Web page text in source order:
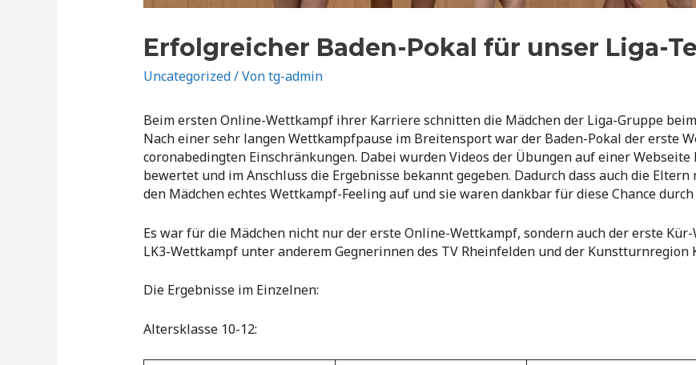
Erfolgreicher Baden-Pokal für unser Liga-
Uncategorized/ Vontg-admin
Beim ersten Online-Wettkampf ihrer Karriere schnitten die Mädchen der Liga-Gruppe
Nach einer sehr langen Wettkampfpause im Breitensport war der Baden-Pokal der erste
coronabedingten Einschränkungen. Dabei wurden Videos der Übungen auf einer
bewertet und im Anschluss die Ergebnisse bekannt gegeben. Dadurch dass auch die
den Mädchen echtes Wettkampf-Feeling auf und sie waren dankbar für diese Chance
Es war für die Mädchen nicht nur der erste Online-Wettkampf, sondern auch der erste
LK3-Wettkampf unter anderem Gegnerinnen des TV Rheinfelden und der Kunstturnregion
Die Ergebnisse im Einzelnen:
Altersklasse 10-12: